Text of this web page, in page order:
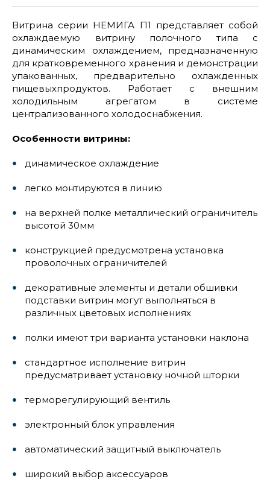
Витрина серии НЕМИГА П1 представляет собой
охлаждаемую витрину полочного типа с
динамическим охлаждением, предназначенную
для кратковременного хранения и демонстрации
упакованных, предварительно охлажденных
пищевыхпродуктов. Работает с внешним
холодильным агрегатом в системе
централизованного холодоснабжения.
Особенности витрины:
динамическое охлаждение
легко монтируются в линию
на верхней полке металлический ограничитель
высотой 30мм
конструкцией предусмотрена установка
проволочных ограничителей
декоративные элементы и детали обшивки
подставки витрин могут выполняться в
различных цветовых исполнениях
полки имеют три варианта установки наклона
стандартное исполнение витрин
предусматривает установку ночной шторки
терморегулирующий вентиль
электронный блок управления
автоматический защитный выключатель
широкий выбор аксессуаров